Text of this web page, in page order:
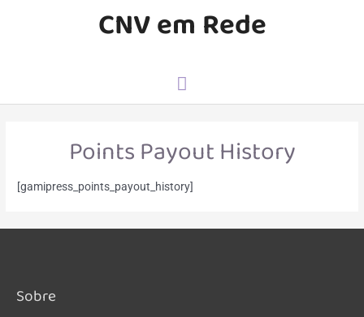
CNV em Rede
Points Payout History
[gamipress_points_payout_history]
Sobre